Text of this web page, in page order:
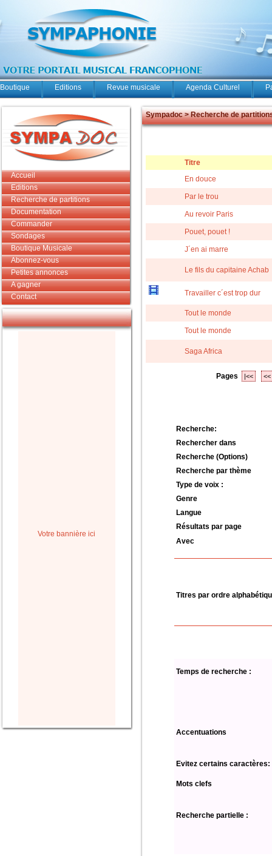
Boutique Editions Revue musicale Agenda Culturel
Accueil
Editions
Recherche de partitions
Documentation
Commander
Sondages
Boutique Musicale
Abonnez-vous
Petites annonces
A gagner
Contact
Votre bannière ici
Sympadoc > Recherche de
Titre
En douce
Par le trou
Au revoir Paris
Pouet, pouet !
J´en ai marre
Le fils du capitaine Achab
Travailler c´est trop dur
Tout le monde
Tout le monde
Saga Africa
Pages |<< <<
Recherche:
Rechercher dans
Recherche (Options)
Recherche par thème
Type de voix :
Genre
Langue
Résultats par page
Avec
Titres par ordre
Temps de recherche :
Accentuations
Evitez certains caractères:
Mots clefs
Recherche partielle :